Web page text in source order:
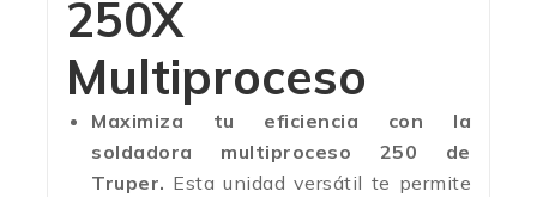
250X
Multiproceso
Maximiza tu eficiencia con la
soldadora multiproceso 250 de
Truper. Esta unidad versátil te permite